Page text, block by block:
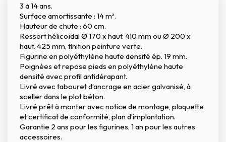
3 à 14 ans.
Surface amortissante : 14 m².
Hauteur de chute : 60 cm.
Ressort hélicoïdal Ø 170 x haut. 410 mm ou Ø 200 x
haut. 425 mm, finition peinture verte.
Figurine en polyéthylène haute densité ép. 19 mm.
Poignées et repose pieds en polyéthylène haute
densité avec profil antidérapant.
Livré avec tabouret d’ancrage en acier galvanisé, à
sceller dans le plot béton.
Livré prêt à monter avec notice de montage, plaquette
et certificat de conformité, plan d’implantation.
Garantie 2 ans pour les figurines, 1 an pour les autres
accessoires.